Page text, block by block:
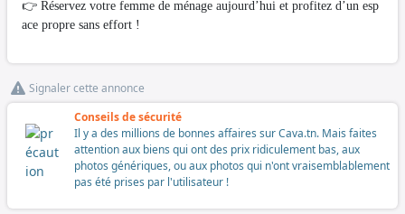
👉 Réservez votre femme de ménage aujourd’hui et profitez d’un esp
ace propre sans effort !
Signaler cette annonce
Conseils de sécurité
Il y a des millions de bonnes affaires sur Cava.tn. Mais faites
attention aux biens qui ont des prix ridiculement bas, aux
photos génériques, ou aux photos qui n'ont vraisemblablement
pas été prises par l'utilisateur !